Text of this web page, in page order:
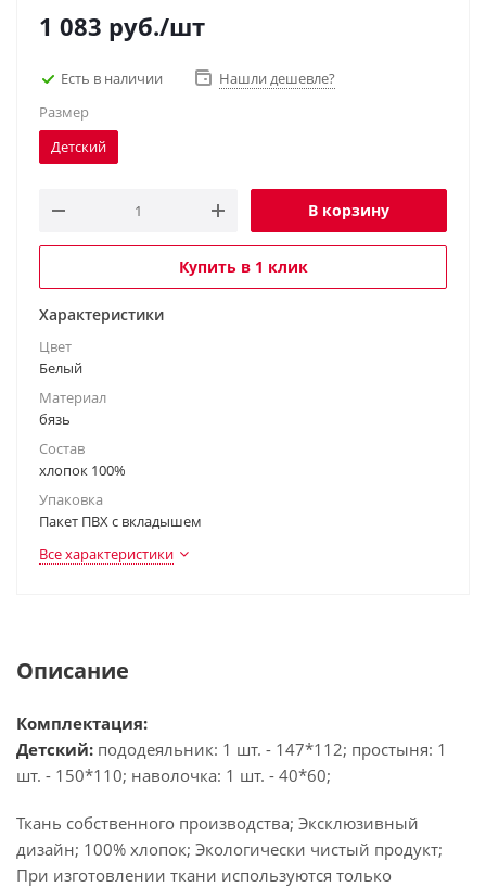
1 083 руб./шт
Есть в наличии
Нашли дешевле?
Размер
Детский
В корзину
Купить в 1 клик
Характеристики
Цвет
Белый
Материал
бязь
Состав
хлопок 100%
Упаковка
Пакет ПВХ с вкладышем
Все характеристики
Описание
Комплектация:
Детский: пододеяльник: 1 шт. - 147*112; простыня: 1
шт. - 150*110; наволочка: 1 шт. - 40*60;
Ткань собственного производства; Эксклюзивный
дизайн; 100% хлопок; Экологически чистый продукт;
При изготовлении ткани используются только